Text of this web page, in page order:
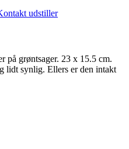
udstiller
på grøntsager. 23 x 15.5 cm.
lidt synlig. Ellers er den intakt